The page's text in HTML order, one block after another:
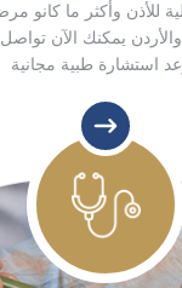
للأذن وأكثر ما كانو
والأردن يمكنك الآن
استشارة طبية مجانية